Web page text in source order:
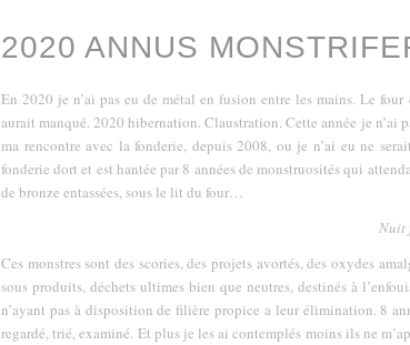
2020 ANNUS
En 2020 je n’ai pas eu de métal en fusion entre les mains. Le
aurait manqué. 2020 hibernation. Claustration. Cette année je n’ai
ma rencontre avec la fonderie, depuis 2008, ou je n’ai eu ne
fonderie dort et est hantée par 8 années de monstruosités qui
de bronze entassées, sous le lit du four…
Nuit
Ces monstres sont des scories, des projets avortés, des oxydes
sous produits, déchets ultimes bien que neutres, destinés à
n’ayant pas à disposition de filière propice a leur élimination. 8
regardé, trié, examiné. Et plus je les ai contemplés moins ils ne